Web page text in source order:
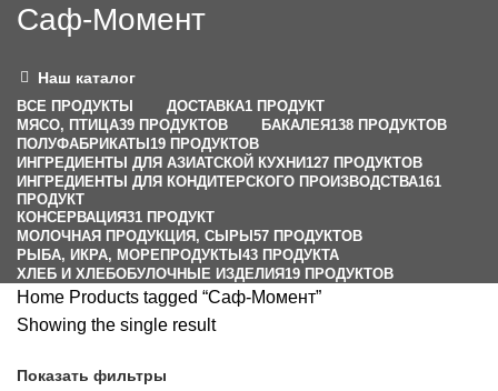
Саф-Момент
Наш каталог
ВСЕ ПРОДУКТЫ ДОСТАВКА1 ПРОДУКТ
МЯСО, ПТИЦА39 ПРОДУКТОВ БАКАЛЕЯ138 ПРОДУКТОВ
ПОЛУФАБРИКАТЫ19 ПРОДУКТОВ
ИНГРЕДИЕНТЫ ДЛЯ АЗИАТСКОЙ КУХНИ127 ПРОДУКТОВ
ИНГРЕДИЕНТЫ ДЛЯ КОНДИТЕРСКОГО ПРОИЗВОДСТВА161
ПРОДУКТ
КОНСЕРВАЦИЯ31 ПРОДУКТ
МОЛОЧНАЯ ПРОДУКЦИЯ, СЫРЫ57 ПРОДУКТОВ
РЫБА, ИКРА, МОРЕПРОДУКТЫ43 ПРОДУКТА
ХЛЕБ И ХЛЕБОБУЛОЧНЫЕ ИЗДЕЛИЯ19 ПРОДУКТОВ
Home Products tagged “Саф-Момент”
Showing the single result
Показать фильтры